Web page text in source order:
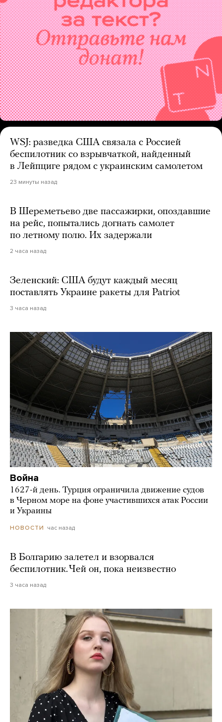
WSJ: разведка США связала с Россией
беспилотник со взрывчаткой, найденный
в Лейпциге рядом с украинским самолетом
23 минуты назад
В Шереметьево две пассажирки, опоздавшие
на рейс, попытались догнать самолет
по летному полю. Их задержали
2 часа назад
Зеленский: США будут каждый месяц
поставлять Украине ракеты для Patriot
3 часа назад
Война
1627-й день. Турция ограничила движение судов
в Черном море на фоне участившихся атак России
и Украины
НОВОСТИ час назад
В Болгарию залетел и взорвался
беспилотник. Чей он, пока неизвестно
3 часа назад